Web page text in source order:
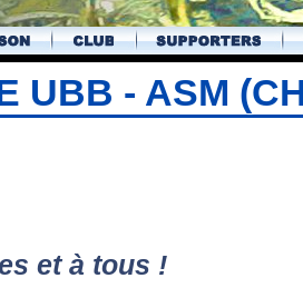
UBB - ASM
et à tous !